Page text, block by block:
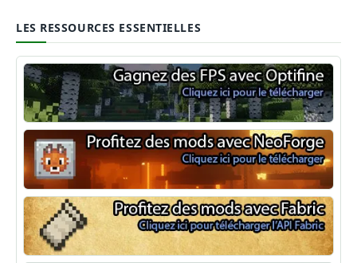
LES RESSOURCES ESSENTIELLES
Optifine
NeoForge
Minecraft Fabric